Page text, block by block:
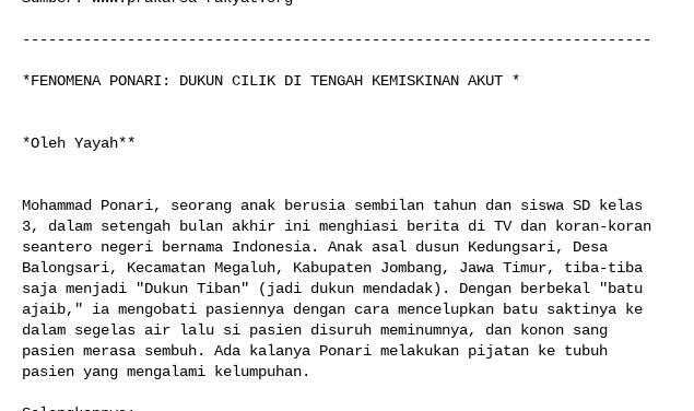
------------------------------------------------------------------------
*FENOMENA PONARI: DUKUN CILIK DI TENGAH KEMISKINAN AKUT *
*Oleh Yayah**
Mohammad Ponari, seorang anak berusia sembilan tahun dan siswa SD kelas
3, dalam setengah bulan akhir ini menghiasi berita di TV dan koran-koran
seantero negeri bernama Indonesia. Anak asal dusun Kedungsari, Desa
Balongsari, Kecamatan Megaluh, Kabupaten Jombang, Jawa Timur, tiba-tiba
saja menjadi "Dukun Tiban" (jadi dukun mendadak). Dengan berbekal "batu
ajaib," ia mengobati pasiennya dengan cara mencelupkan batu saktinya ke
dalam segelas air lalu si pasien disuruh meminumnya, dan konon sang
pasien merasa sembuh. Ada kalanya Ponari melakukan pijatan ke tubuh
pasien yang mengalami kelumpuhan.